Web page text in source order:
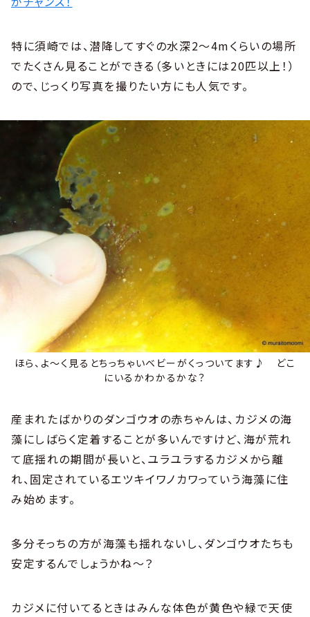
特に須崎では、潜降してすぐの水深2～4mくらいの場所
でたくさん見ることができる（多いときには20匹以上！）
ので、じっくり写真を撮りたい方にも人気です。
ほら、よ～く見るとちっちゃいベビーがくっついてます♪ どこ
にいるかわかるかな？
産まれたばかりのダンゴウオの赤ちゃんは、カジメの海
藻にしばらく定着することが多いんですけど、海が荒れ
て底揺れの期間が長いと、ユラユラするカジメから離
れ、固定されているエツキイワノカワっていう海藻に住
み始めます。
多分そっちの方が海藻も揺れないし、ダンゴウオたちも
安定するんでしょうかね～？
カジメに付いてるときはみんな体色が黄色や緑で天使